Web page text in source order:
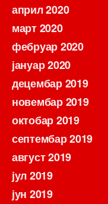
април 2020
март 2020
фебруар 2020
јануар 2020
децембар 2019
новембар 2019
октобар 2019
септембар 2019
август 2019
јул 2019
јун 2019